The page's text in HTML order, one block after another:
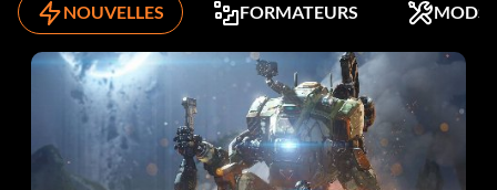
NOUVELLES FORMATEURS MODS